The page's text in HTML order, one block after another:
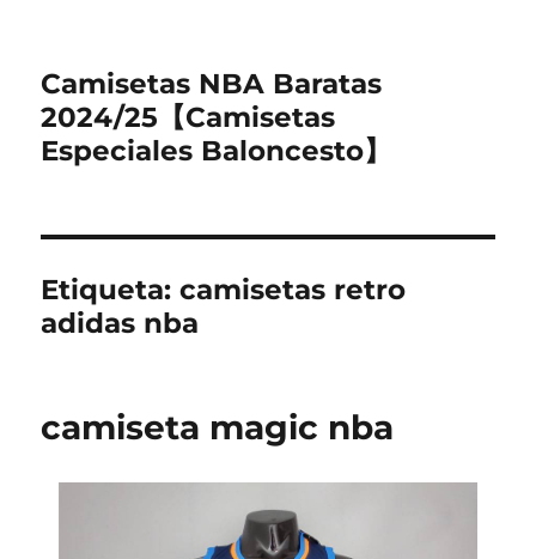
Camisetas NBA Baratas
2024/25【Camisetas
Especiales Baloncesto】
Etiqueta:camisetas retro
adidas nba
camiseta magic nba